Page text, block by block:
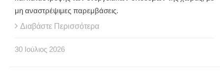
μη αναστρέψιμες παρεμβάσεις.
Διαβάστε Περισσότερα
30 Ιούλιος 2026